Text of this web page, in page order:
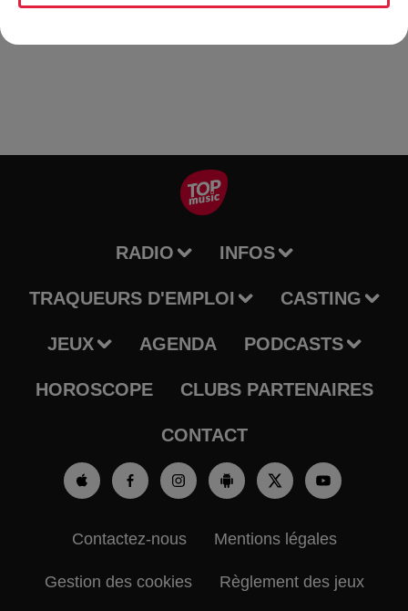
Rouffach à COLMAR au tabac presse du Château Av Gal
RADIO INFOS
TRAQUEURS D'EMPLOI CASTING
JEUX AGENDA PODCASTS
HOROSCOPE CLUBS PARTENAIRES
CONTACT
Contactez-nous Mentions légales
Gestion des cookies Règlement des jeux